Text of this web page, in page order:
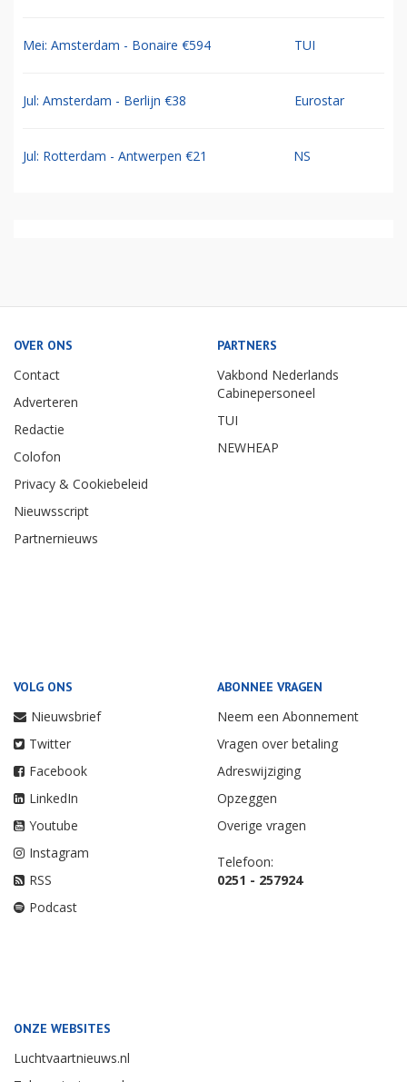
Mei: Amsterdam - Bonaire €594 TUI
Jul: Amsterdam - Berlijn €38 Eurostar
Jul: Rotterdam - Antwerpen €21 NS
OVER ONS
Contact
Adverteren
Redactie
Colofon
Privacy & Cookiebeleid
Nieuwsscript
Partnernieuws
PARTNERS
Vakbond Nederlands
Cabinepersoneel
TUI
NEWHEAP
VOLG ONS
Nieuwsbrief
Twitter
Facebook
LinkedIn
Youtube
Instagram
RSS
Podcast
ABONNEE VRAGEN
Neem een Abonnement
Vragen over betaling
Adreswijziging
Opzeggen
Overige vragen
Telefoon:
0251 - 257924
ONZE WEBSITES
Luchtvaartnieuws.nl